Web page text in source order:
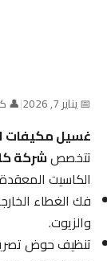
📅 يناير 7, 2026 |
👤
غسيل مكيفات
تتخصصشركة
الكاسيت
فك الغطاء الخارجي
والزيوت.
تنظيف حوض تصريف